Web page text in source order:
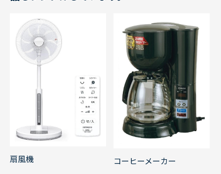
扇風機 コーヒーメーカー